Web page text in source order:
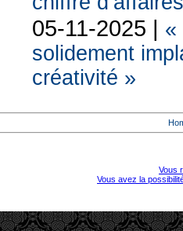
05-11-2025 | «
solidement
créativité »
Vous
Vous avez la